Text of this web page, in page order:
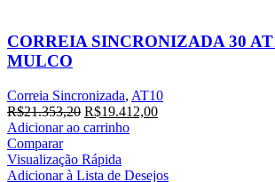
CORREIA SINCRONIZADA 30
MULCO
Correia Sincronizada, AT10
R$21.353,20 R$19.412,00
Adicionar ao carrinho
Comparar
Visualização Rápida
Adicionar à Lista de Desejos